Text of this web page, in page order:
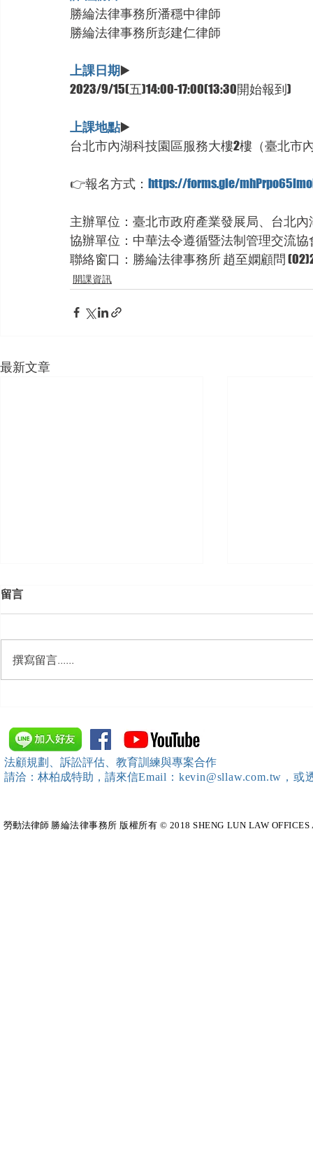
勝綸法律事務所潘穩中律師
勝綸法律事務所彭建仁律師
上課日期▶️
2023/9/15(五)14:00-17:00(13:30開始報到)
上課地點▶️
台北市內湖科技園區服務大樓2樓（臺北市
👉報名方式： https://forms.gle/
主辦單位：臺北市政府產業發展局、台北
協辦單位：中華法令遵循暨法制管理交流
聯絡窗口：勝綸法律事務所 趙至嫻顧問
開課資訊
最新文章
座談會(桃園場)）邀請本所所
長 邱靖棠律師擔任《2026 勞
動新制不踩雷！血淚實務案例
大公開》講師
擔任移工
留言
撰寫留言......
法顧規劃、訴訟評估、教育訓練與專案合作
請洽：林柏成特助 ，請來信Email：kevin@sllaw.com.tw，
勞動法律師​ 勝綸法律事務所 版權所有 © 2018 SHENG LUN LAW